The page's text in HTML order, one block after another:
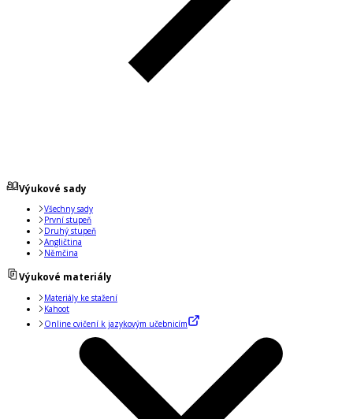
Výukové sady
Všechny sady
První stupeň
Druhý stupeň
Angličtina
Němčina
Výukové materiály
Materiály ke stažení
Kahoot
Online cvičení k jazykovým učebnicím